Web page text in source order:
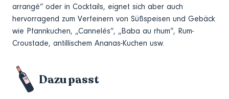
arrangé“ oder in Cocktails, eignet sich aber auch
hervorragend zum Verfeinern von Süßspeisen und Gebäck
wie Pfannkuchen, „Cannelés“, „Baba au rhum“, Rum-
Croustade, antillischem Ananas-Kuchen usw.
Dazu passt